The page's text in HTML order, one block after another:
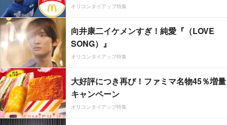
オリコンタイアップ特集
向井康二イケメンすぎ！純愛『（LOVE
SONG）』
オリコンタイアップ特集
大好評につき再び！ファミマ名物45％増量
キャンペーン
オリコンタイアップ特集